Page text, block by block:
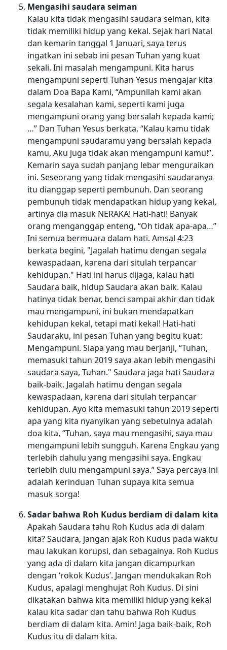
Mengasihi saudara seiman
Kalau kita tidak mengasihi saudara seiman, kita
tidak memiliki hidup yang kekal. Sejak hari Natal
dan kemarin tanggal 1 Januari, saya terus
ingatkan ini sebab ini pesan Tuhan yang kuat
sekali. Ini masalah mengampuni. Kita harus
mengampuni seperti Tuhan Yesus mengajar kita
dalam Doa Bapa Kami, “Ampunilah kami akan
segala kesalahan kami, seperti kami juga
mengampuni orang yang bersalah kepada kami;
…” Dan Tuhan Yesus berkata, “Kalau kamu tidak
mengampuni saudaramu yang bersalah kepada
kamu, Aku juga tidak akan mengampuni kamu!”.
Kemarin saya sudah panjang lebar menguraikan
ini. Seseorang yang tidak mengasihi saudaranya
itu dianggap seperti pembunuh. Dan seorang
pembunuh tidak mendapatkan hidup yang kekal,
artinya dia masuk NERAKA! Hati-hati! Banyak
orang menganggap enteng, “Oh tidak apa-apa…”
Ini semua bermuara dalam hati. Amsal 4:23
berkata begini, "Jagalah hatimu dengan segala
kewaspadaan, karena dari situlah terpancar
kehidupan." Hati ini harus dijaga, kalau hati
Saudara baik, hidup Saudara akan baik. Kalau
hatinya tidak benar, benci sampai akhir dan tidak
mau mengampuni, ini bukan mendapatkan
kehidupan kekal, tetapi mati kekal! Hati-hati
Saudaraku, ini pesan Tuhan yang begitu kuat:
Mengampuni. Siapa yang mau berjanji, “Tuhan,
memasuki tahun 2019 saya akan lebih mengasihi
saudara saya, Tuhan." Saudara jaga hati Saudara
baik-baik. Jagalah hatimu dengan segala
kewaspadaan, karena dari situlah terpancar
kehidupan. Ayo kita memasuki tahun 2019 seperti
apa yang kita nyanyikan yang sebetulnya adalah
doa kita, “Tuhan, saya mau mengasihi, saya mau
mengampuni lebih sungguh. Karena Engkau yang
terlebih dahulu yang mengasihi saya. Engkau
terlebih dulu mengampuni saya.” Saya percaya ini
adalah kerinduan Tuhan supaya kita semua
masuk sorga!
Sadar bahwa Roh Kudus berdiam di dalam kita
Apakah Saudara tahu Roh Kudus ada di dalam
kita? Saudara, jangan ajak Roh Kudus pada waktu
mau lakukan korupsi, dan sebagainya. Roh Kudus
yang ada di dalam kita jangan dicampurkan
dengan ‘rokok Kudus’. Jangan mendukakan Roh
Kudus, apalagi menghujat Roh Kudus. Di sini
dikatakan bahwa kita memiliki hidup yang kekal
kalau kita sadar dan tahu bahwa Roh Kudus
berdiam di dalam kita. Amin! Jaga baik-baik, Roh
Kudus itu di dalam kita.